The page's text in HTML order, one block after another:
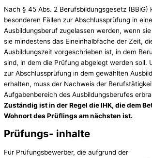
Nach § 45 Abs. 2 Berufsbildungsgesetz (BBiG)
besonderen Fällen zur Abschlussprüfung in
Ausbildungsberuf zugelassen werden, wenn
sie mindestens das Eineinhalbfache der Zeit,
Ausbildungszeit vorgeschrieben ist, in dem
sind, in dem die Prüfung abgelegt werden soll.
zur Abschlussprüfung in dem gewählten
erhalten, muss der Nachweis der
Aufgabenbereich des Ausbildungsberufes
Zuständig ist in der Regel die IHK, die dem
Wohnort des Prüflings am nächsten ist.
Prüfungs- inhalte
Für Prüfungsbewerber, die aufgrund der